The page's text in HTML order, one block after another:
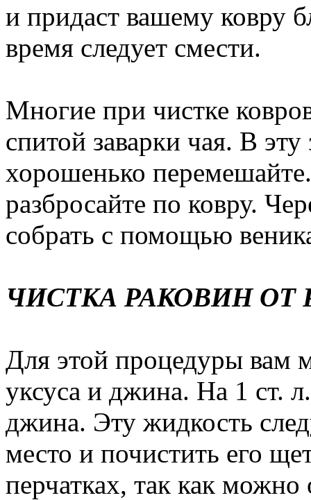
и придаст вашему ковру
время следует смести.
Многие при чистке
спитой заварки чая. В
хорошенько
разбросайте по ковру.
собрать с помощью
ЧИСТКА РАКОВИН
Для этой процедуры вам
уксуса и джина. На 1 ст.
джина. Эту жидкость
место и почистить его
перчатках, так как